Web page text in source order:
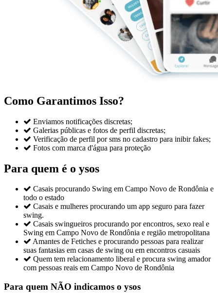
Como Garantimos Isso?
 Enviamos notificações discretas;
 Galerias públicas e fotos de perfil discretas;
 Verificação de perfil por sms no cadastro para inibir fakes;
 Fotos com marca d'água para proteção
Para quem é o ysos
 Casais procurando Swing em Campo Novo de Rondônia e
todo o estado
 Casais e mulheres procurando um app seguro para fazer
swing.
 Casais swingueiros procurando por encontros, sexo real e
Swing em Campo Novo de Rondônia e região metropolitana
 Amantes de Fetiches e procurando pessoas para realizar
suas fantasias em casas de swing ou em encontros casuais
 Quem tem relacionamento liberal e procura swing amador
com pessoas reais em Campo Novo de Rondônia
Para quem NÃO indicamos o ysos